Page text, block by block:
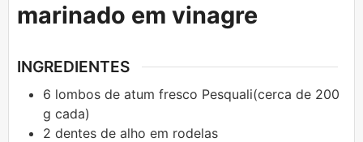
marinado em vinagre
INGREDIENTES
6 lombos de atum fresco Pesquali(cerca de 200
g cada)
2 dentes de alho em rodelas